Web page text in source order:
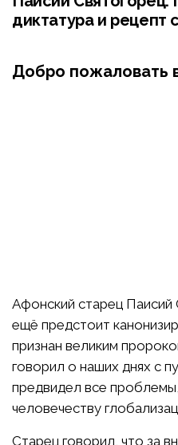
диктатура и рецепт
Добро пожаловать
Афонский старец Паисий
ещё предстоит
признан великим
говорил о наших днях с
предвидел все
человечеству
Старец говорил, что за